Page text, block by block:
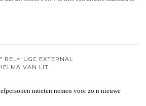
REL="UGC EXTERNAL
VAN LIT
moeten nemen voor zo n nieuwe